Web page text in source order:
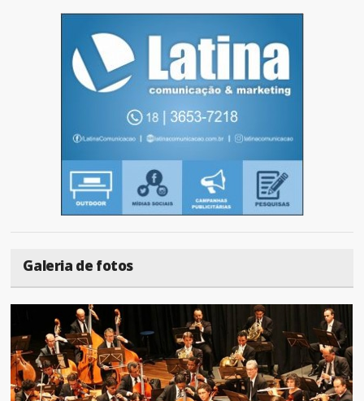
Galeria de fotos